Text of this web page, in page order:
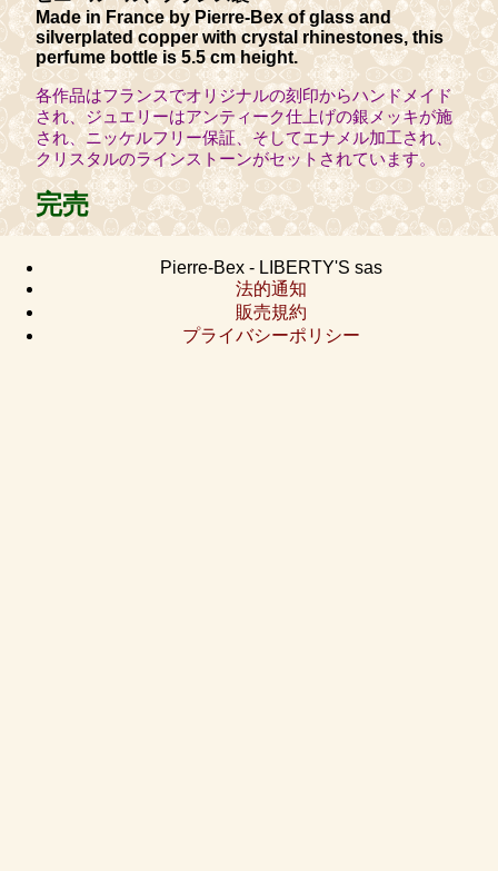
Made in France by Pierre-Bex of glass and
silverplated copper with crystal rhinestones, this
perfume bottle is 5.5 cm height.
各作品はフランスでオリジナルの刻印からハンドメイド
され、ジュエリーはアンティーク仕上げの銀メッキが施
され、ニッケルフリー保証、そしてエナメル加工され、
クリスタルのラインストーンがセットされています。
完売
Pierre-Bex - LIBERTY'S sas
法的通知
販売規約
プライバシーポリシー